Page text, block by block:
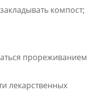
компост;
прореживанием
лекарственных